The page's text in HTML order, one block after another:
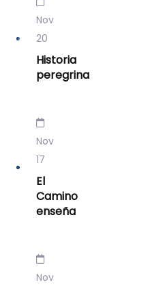
Nov
20
Historia
peregrina
Nov
17
El
Camino
enseña
Nov